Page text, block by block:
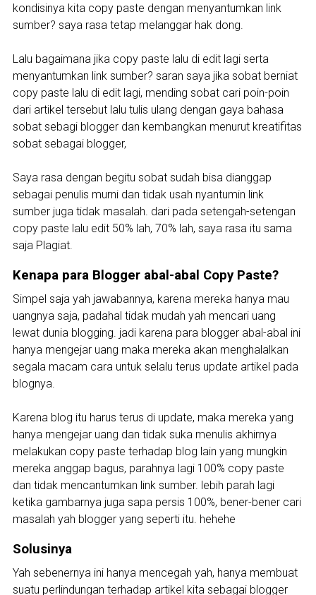
kondisinya kita copy paste dengan menyantumkan link
sumber? saya rasa tetap melanggar hak dong.
Lalu bagaimana jika copy paste lalu di edit lagi serta
menyantumkan link sumber? saran saya jika sobat berniat
copy paste lalu di edit lagi, mending sobat cari poin-poin
dari artikel tersebut lalu tulis ulang dengan gaya bahasa
sobat sebagi blogger dan kembangkan menurut kreatifitas
sobat sebagai blogger,
Saya rasa dengan begitu sobat sudah bisa dianggap
sebagai penulis murni dan tidak usah nyantumin link
sumber juga tidak masalah. dari pada setengah-setengan
copy paste lalu edit 50% lah, 70% lah, saya rasa itu sama
saja Plagiat.
Kenapa para Blogger abal-abal Copy Paste?
Simpel saja yah jawabannya, karena mereka hanya mau
uangnya saja, padahal tidak mudah yah mencari uang
lewat dunia blogging. jadi karena para blogger abal-abal ini
hanya mengejar uang maka mereka akan menghalalkan
segala macam cara untuk selalu terus update artikel pada
blognya.
Karena blog itu harus terus di update, maka mereka yang
hanya mengejar uang dan tidak suka menulis akhirnya
melakukan copy paste terhadap blog lain yang mungkin
mereka anggap bagus, parahnya lagi 100% copy paste
dan tidak mencantumkan link sumber. lebih parah lagi
ketika gambarnya juga sapa persis 100%, bener-bener cari
masalah yah blogger yang seperti itu. hehehe
Solusinya
Yah sebenernya ini hanya mencegah yah, hanya membuat
suatu perlindungan terhadap artikel kita sebagai blogger